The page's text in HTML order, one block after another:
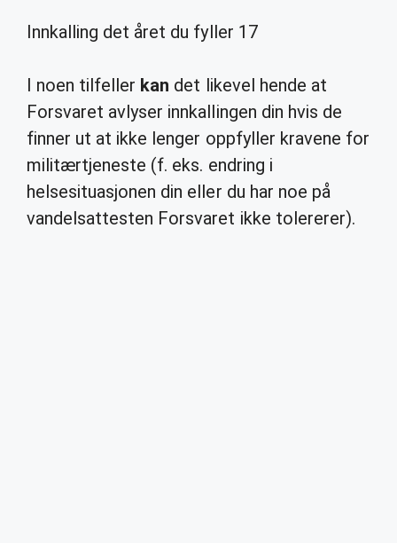
Innkalling det året du fyller 17
I noen tilfeller kan det likevel hende at
Forsvaret avlyser innkallingen din hvis de
finner ut at ikke lenger oppfyller kravene for
militærtjeneste (f. eks. endring i
helsesituasjonen din eller du har noe på
vandelsattesten Forsvaret ikke tolererer).